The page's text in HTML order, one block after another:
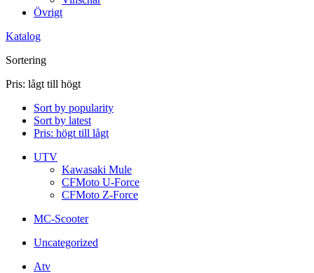
Övrigt
Katalog
Sortering
Pris: lågt till högt
Sort by popularity
Sort by latest
Pris: högt till lågt
UTV
Kawasaki Mule
CFMoto U-Force
CFMoto Z-Force
MC-Scooter
Uncategorized
Atv